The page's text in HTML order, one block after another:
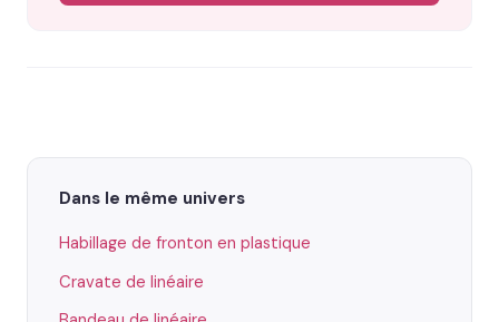
Dans le même univers
Habillage de fronton en plastique
Cravate de linéaire